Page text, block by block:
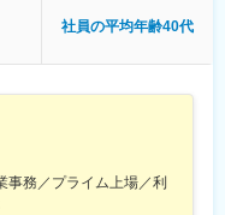
社員の平均年齢40代
事務／プライム上場／利